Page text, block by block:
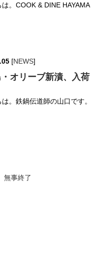
は。COOK & DINE
[NEWS]
オリーブ新漬、入荷
は。鉄鍋伝道師の山口です
無事終了